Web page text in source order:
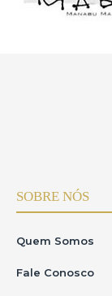
SOBRE NÓS
Quem Somos
Fale Conosco